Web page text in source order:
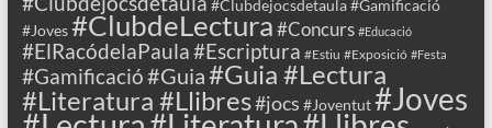
#Clubdejocsdetaula #Gamificació
#Joves#ClubdeLectura#Concurs #Educació
#ElRacódelaPaula#Escriptura #Estiu #Exposició #Festa
#Gamificació#Guia#Guia #Lectura
#Literatura #Llibres#jocs #Joventut#Joves